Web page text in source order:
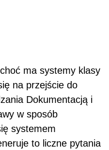
ma systemy klasy
na przejście do
Dokumentacją i
w sposób
systemem
to liczne pytania